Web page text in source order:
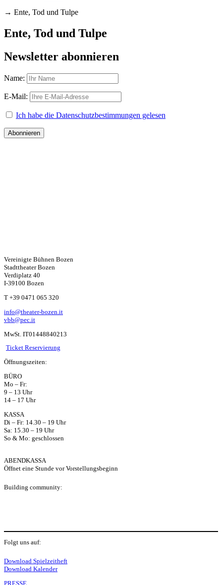
→ Ente, Tod und Tulpe
Ente, Tod und Tulpe
Newsletter abonnieren
Name:
E-Mail:
Ich habe die Datenschutzbestimmungen gelesen
Vereinigte Bühnen Bozen
Stadttheater Bozen
Verdiplatz 40
I-39100 Bozen
T +39 0471 065 320
info@theater-bozen.it
vbb@pec.it
MwSt. IT01448840213
W
ha
ts
ap
p
Ticket Reservierung
Öffnungszeiten:
BÜRO
Mo – Fr:
9 – 13 Uhr
14 – 17 Uhr
KASSA
Di – Fr: 14.30 – 19 Uhr
Sa: 15.30 – 19 Uhr
So & Mo: geschlossen
ABENDKASSA
Öffnet eine Stunde vor Vorstellungsbeginn
Building community:
P
Folgt uns auf:
Y
Download Spielzeitheft
Download Kalender
PRESSE